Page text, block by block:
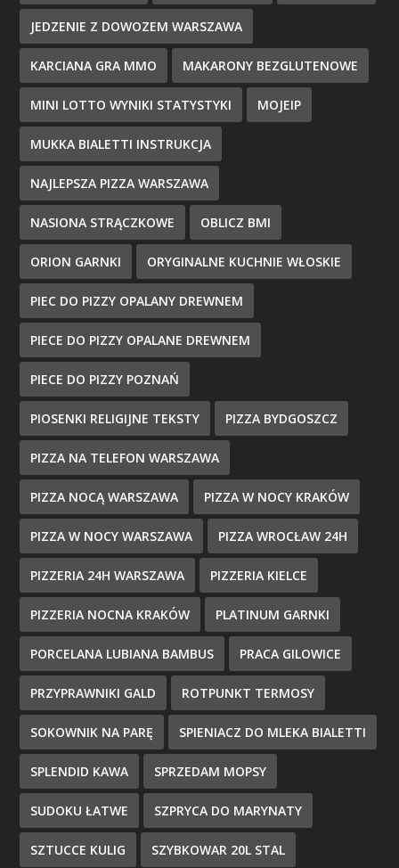
JEDZENIE Z DOWOZEM WARSZAWA
KARCIANA GRA MMO MAKARONY BEZGLUTENOWE
MINI LOTTO WYNIKI STATYSTYKI MOJEIP
MUKKA BIALETTI INSTRUKCJA
NAJLEPSZA PIZZA WARSZAWA
NASIONA STRĄCZKOWE OBLICZ BMI
ORION GARNKI ORYGINALNE KUCHNIE WŁOSKIE
PIEC DO PIZZY OPALANY DREWNEM
PIECE DO PIZZY OPALANE DREWNEM
PIECE DO PIZZY POZNAŃ
PIOSENKI RELIGIJNE TEKSTY PIZZA BYDGOSZCZ
PIZZA NA TELEFON WARSZAWA
PIZZA NOCĄ WARSZAWA PIZZA W NOCY KRAKÓW
PIZZA W NOCY WARSZAWA PIZZA WROCŁAW 24H
PIZZERIA 24H WARSZAWA PIZZERIA KIELCE
PIZZERIA NOCNA KRAKÓW PLATINUM GARNKI
PORCELANA LUBIANA BAMBUS PRACA GILOWICE
PRZYPRAWNIKI GALD ROTPUNKT TERMOSY
SOKOWNIK NA PARĘ SPIENIACZ DO MLEKA BIALETTI
SPLENDID KAWA SPRZEDAM MOPSY
SUDOKU ŁATWE SZPRYCA DO MARYNATY
SZTUCCE KULIG SZYBKOWAR 20L STAL